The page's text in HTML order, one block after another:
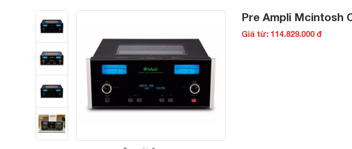
Pre Ampli Mcintosh
Giá từ: 114.829.000 đ